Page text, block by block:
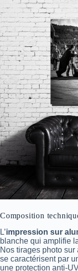
Composition
L’impression sur
blanche qui amplifie
Nos tirages photo
se caractérisent par
une protection